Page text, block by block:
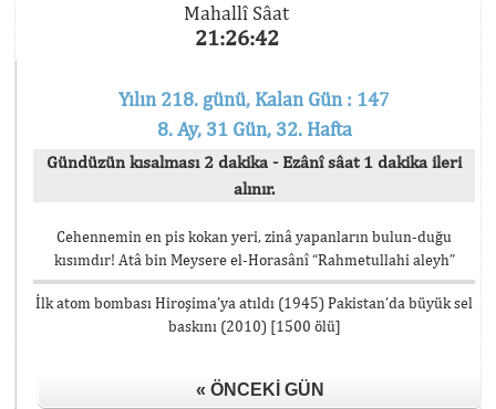
Mahallî Sâat
21:26:43
Yılın 218. günü, Kalan Gün : 147
8. Ay, 31 Gün, 32. Hafta
Gündüzün kısalması 2 dakika - Ezânî sâat 1 dakika ileri
alınır.
Cehennemin en pis kokan yeri, zinâ yapanların bulun-duğu
kısımdır! Atâ bin Meysere el-Horasânî “Rahmetullahi aleyh”
İlk atom bombası Hiroşima’ya atıldı (1945) Pakistan’da büyük sel
baskını (2010) [1500 ölü]
« ÖNCEKI GÜN